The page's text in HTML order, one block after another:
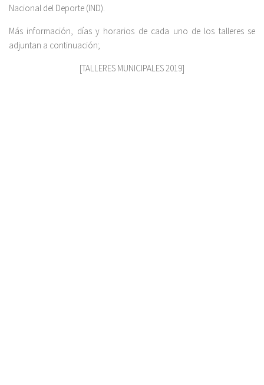
Nacional del Deporte (IND).
Más información, días y horarios de cada uno de los talleres se
adjuntan a continuación;
[TALLERES MUNICIPALES 2019]